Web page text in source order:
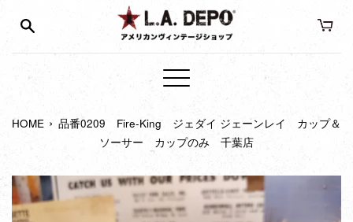
メ
ュ
ー
HOME › 品番0209 Fire-King ジェダイ ジェーンレイ カップ＆
ソーサー カップのみ 千葉店